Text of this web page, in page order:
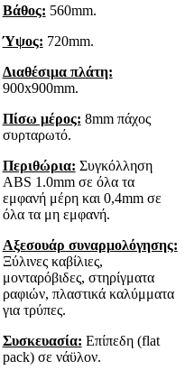
Βάθος: 560mm.
Ύψος: 720mm.
Διαθέσιμα πλάτη:
900x900mm.
Πίσω μέρος: 8mm πάχος
συρταρωτό.
Περιθώρια: Συγκόλληση
ABS 1.0mm σε όλα τα
εμφανή μέρη και 0,4mm σε
όλα τα μη εμφανή.
Αξεσουάρ συναρμολόγησης:
Ξύλινες καβίλιες,
μονταρόβιδες, στηρίγματα
ραφιών, πλαστικά καλύμματα
για τρύπες.
Συσκευασία: Επίπεδη (flat
pack) σε νάϋλον.